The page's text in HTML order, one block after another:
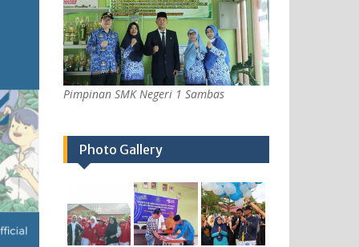
Pimpinan SMK Negeri 1 Sambas
Photo Gallery